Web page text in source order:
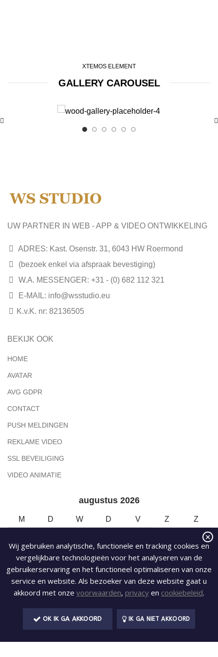
XTEMOS ELEMENT
GALLERY CAROUSEL
UW PARTNER IN WEB - APP & VIDEO ONTWIKKELING
ADRES: Kast. Osenstr. 31, 6043 HW Roermond
(bezoek enkel via afspraak bevestiging)
W.A. MESSENGER: +31 - (0) 682 112 321
E-MAIL: info@wsstudio.eu
K.v.K. nr: 82136505
BEKIJK OOK
HOME
AVATAR
AVG GDPR
CONTACT
PUSH MELDINGEN
REKLAME VIDEO
SSL BEVEILIGING
VIDEO ANIMATIE
augustus 2026
M D W D V Z Z
3 4 5 6 7 8 9
10 11 12 13 14 15 16
25 26 28 29
31
Wij gebruiken analytische, functionele en tracking cookies en
vergelijkbare technologieën voor het analyseren van de
gebruikerservaring en het functioneel optimaliseren van onze
service en website. Als bezoeker van deze website gaat u
akkoord met onze voorwaarden, privacy en cookiebeleid.
OK IK GA AKKOORD IK GA NIET AKKOORD